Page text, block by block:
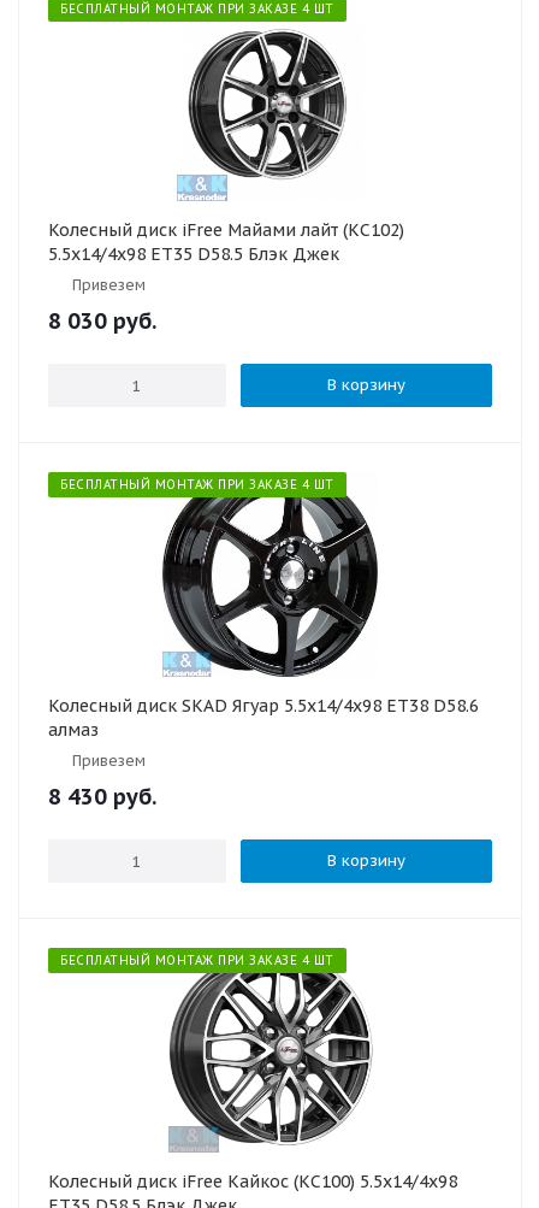
БЕСПЛАТНЫЙ МОНТАЖ ПРИ ЗАКАЗЕ 4 ШТ
Колесный диск iFree Майами лайт (КС102)
5.5x14/4x98 ET35 D58.5 Блэк Джек
Привезем
8 030 руб.
В корзину
БЕСПЛАТНЫЙ МОНТАЖ ПРИ ЗАКАЗЕ 4 ШТ
Колесный диск SKAD Ягуар 5.5x14/4x98 ET38 D58.6
алмаз
Привезем
8 430 руб.
В корзину
БЕСПЛАТНЫЙ МОНТАЖ ПРИ ЗАКАЗЕ 4 ШТ
Колесный диск iFree Кайкос (КС100) 5.5x14/4x98